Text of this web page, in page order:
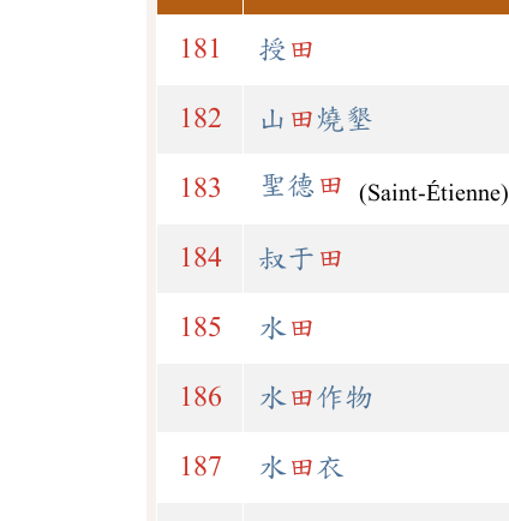
181 授 田
182 山 田燒墾
183 聖德 田 (Saint-Étienne)
184 叔于 田
185 水田
186 水田作物
187 水田衣